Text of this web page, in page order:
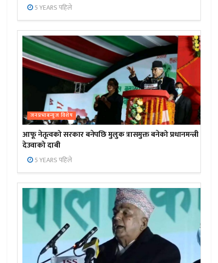
5 YEARS पहिले
जनप्रभाबन्युज विशेष
आफू नेतृत्वको सरकार बनेपछि मुलुक त्रासमुक्त बनेको प्रधानमन्त्री
देउवाको दाबी
5 YEARS पहिले